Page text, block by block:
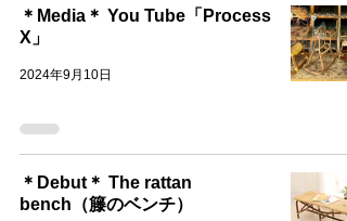
＊Media＊ You Tube「Process
X」
2024年9月10日
＊Debut＊ The rattan
bench（籐のベンチ）